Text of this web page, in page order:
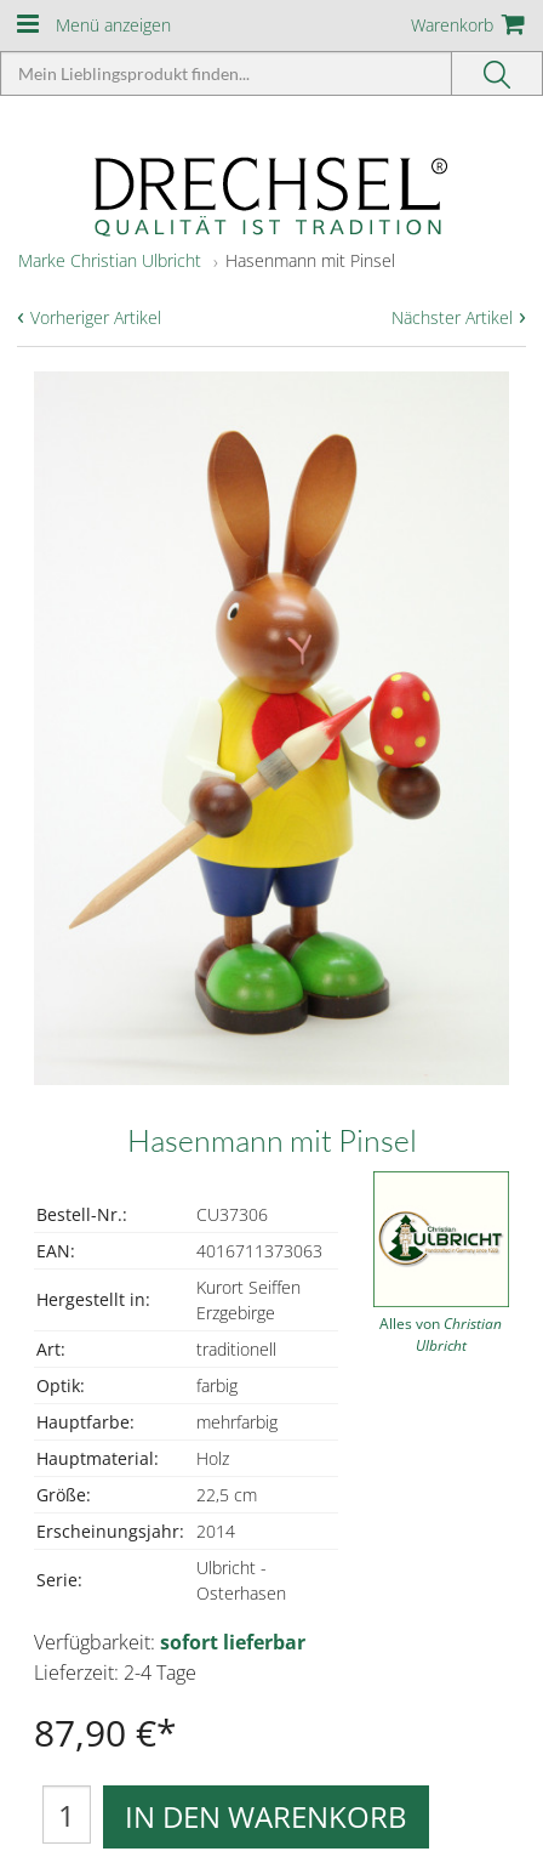
Menü anzeigen Warenkorb
Marke Christian Ulbricht Hasenmann mit Pinsel
Nächster Artikel ›
‹ Vorheriger Artikel
Hasenmann mit Pinsel
Bestell-Nr.:
CU37306
EAN:
4016711373063
Hergestellt in:
Kurort Seiffen
Erzgebirge
Art:
traditionell
Optik:
farbig
Hauptfarbe:
mehrfarbig
Hauptmaterial:
Holz
Größe:
22,5 cm
Erscheinungsjahr: 2014
Serie:
Ulbricht -
Osterhasen
Alles von Christian
Ulbricht
Verfügbarkeit: sofort lieferbar
Lieferzeit: 2-4 Tage
87,90 €
IN DEN WARENKORB